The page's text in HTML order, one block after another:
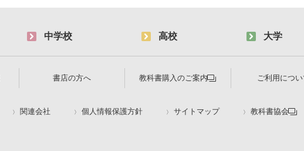
中学校 高校 大学
書店の方へ 教科書購入のご案内 ご利用につい
関連会社 個人情報保護方針 サイトマップ 教科書協会